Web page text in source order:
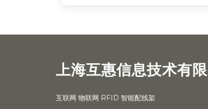
上海互惠信息技术有
互联网 物联网 RFID 智能配线架